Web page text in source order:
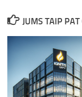
JUMS TAIP